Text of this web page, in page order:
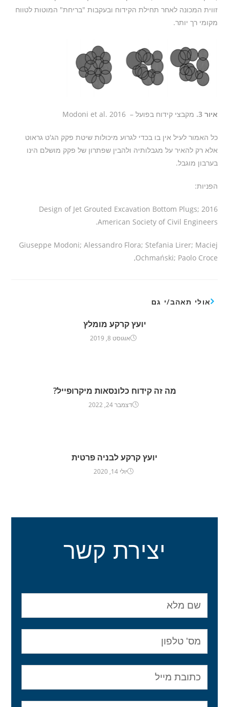
זווית המכונה לאחר תחילת הקידוח ובעקבות "בריחת" המוטות לטווח
מקומי רך יותר.
איור3
. מקבצי קידוח בפועל – Modoni et al. 2016
כל האמור לעיל אין בו בכדי לגרוע מיכולות שיטת פקק הג'ט גראוט
אלא רק להאיר על מגבלותיה ולהבין שפתרון של פקק מושלם הינו
בערבון מוגבל.
הפניות:
Design of Jet Grouted Excavation Bottom Plugs; 2016
American Society of Civil Engineers.
Giuseppe Modoni; Alessandro Flora; Stefania Lirer; Maciej
Ochmański; Paolo Croce,
אולי תאהב/י גם
יועץ קרקע מומלץ
אוגוסט 8, 2019
מה זה קידוח כלונסאות מיקרופייל?
דצמבר 24, 2022
יועץ קרקע לבניה פרטית
יולי 14, 2020
יצירת קשר